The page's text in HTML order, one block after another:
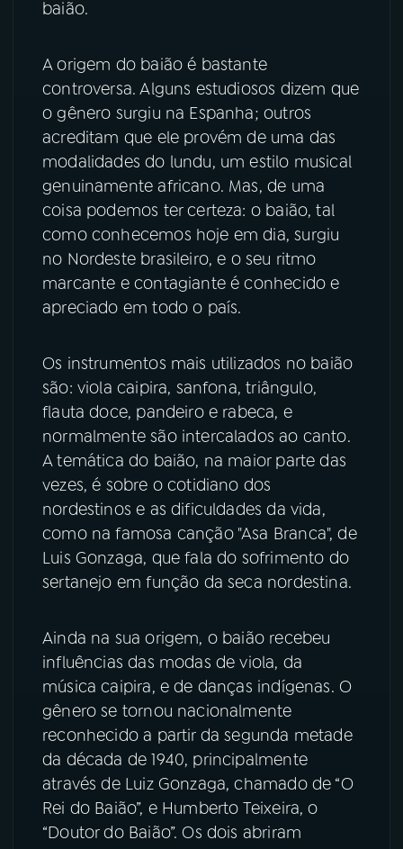
baião.
A origem do baião é bastante
controversa. Alguns estudiosos dizem que
o gênero surgiu na Espanha; outros
acreditam que ele provém de uma das
modalidades do lundu, um estilo musical
genuinamente africano. Mas, de uma
coisa podemos ter certeza: o baião, tal
como conhecemos hoje em dia, surgiu
no Nordeste brasileiro, e o seu ritmo
marcante e contagiante é conhecido e
apreciado em todo o país.
Os instrumentos mais utilizados no baião
são: viola caipira, sanfona, triângulo,
flauta doce, pandeiro e rabeca, e
normalmente são intercalados ao canto.
A temática do baião, na maior parte das
vezes, é sobre o cotidiano dos
nordestinos e as dificuldades da vida,
como na famosa canção "Asa Branca", de
Luis Gonzaga, que fala do sofrimento do
sertanejo em função da seca nordestina.
Ainda na sua origem, o baião recebeu
influências das modas de viola, da
música caipira, e de danças indígenas. O
gênero se tornou nacionalmente
reconhecido a partir da segunda metade
da década de 1940, principalmente
através de Luiz Gonzaga, chamado de “O
Rei do Baião”, e Humberto Teixeira, o
“Doutor do Baião”. Os dois abriram